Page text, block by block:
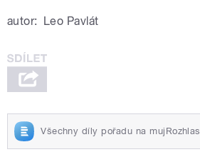
autor: Leo Pavlát
Všechny díly pořadu na mujRozhlas